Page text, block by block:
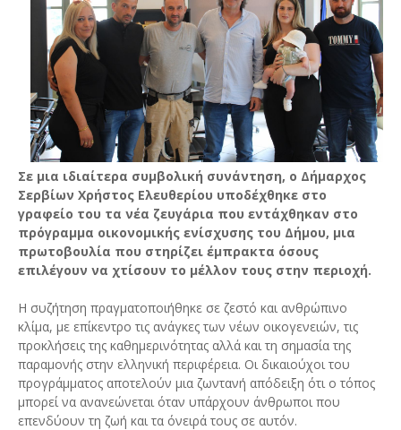
Σε μια ιδιαίτερα συμβολική συνάντηση, ο Δήμαρχος
Σερβίων Χρήστος Ελευθερίου υποδέχθηκε στο
γραφείο του τα νέα ζευγάρια που εντάχθηκαν στο
πρόγραμμα οικονομικής ενίσχυσης του Δήμου, μια
πρωτοβουλία που στηρίζει έμπρακτα όσους
επιλέγουν να χτίσουν το μέλλον τους στην περιοχή.
Η συζήτηση πραγματοποιήθηκε σε ζεστό και ανθρώπινο
κλίμα, με επίκεντρο τις ανάγκες των νέων οικογενειών, τις
προκλήσεις της καθημερινότητας αλλά και τη σημασία της
παραμονής στην ελληνική περιφέρεια. Οι δικαιούχοι του
προγράμματος αποτελούν μια ζωντανή απόδειξη ότι ο τόπος
μπορεί να ανανεώνεται όταν υπάρχουν άνθρωποι που
επενδύουν τη ζωή και τα όνειρά τους σε αυτόν.